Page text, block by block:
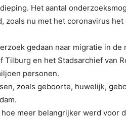
Het aantal
zoals nu met het coronavirus het
gedaan naar migratie in de
Tilburg en het Stadsarchief van
personen.
zoals geboorte, huwelijk,
meer belangrijker werd voor